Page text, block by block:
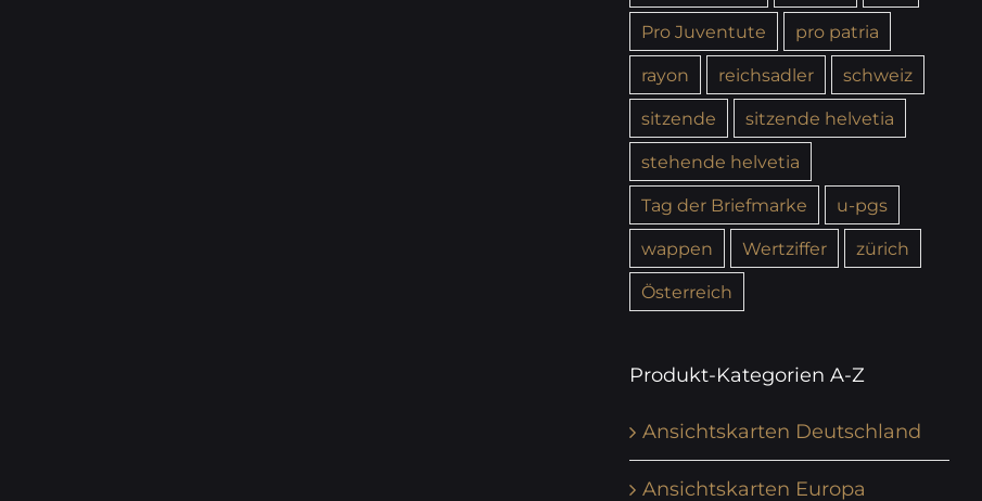
Pro Juventute
pro patria
rayon
reichsadler
schweiz
sitzende
sitzende helvetia
stehende helvetia
Tag der Briefmarke
u-pgs
wappen
Wertziffer
zürich
Österreich
Produkt-Kategorien A-Z
Ansichtskarten Deutschland
Ansichtskarten Europa